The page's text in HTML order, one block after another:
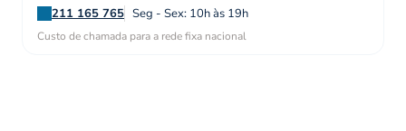
211 165 765 Seg - Sex: 10h às 19h
Custo de chamada para a rede fixa nacional